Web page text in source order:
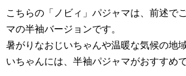
こちらの「ノビィ」パジャマは、前述で
マの半袖バージョンです。
暑がりなおじいちゃんや温暖な気候の地
いちゃんには、半袖パジャマがおすすめで